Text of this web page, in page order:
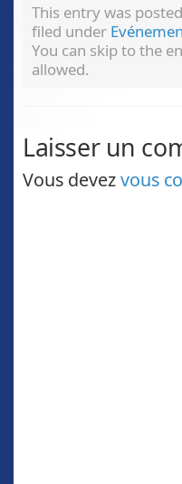
This entry was
filed under
You can skip to the
allowed.
Laisser un
Vous devezvous